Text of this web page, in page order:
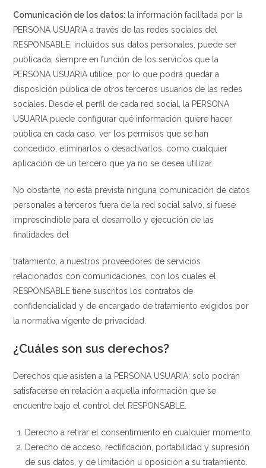
Comunicación de los datos: la información facilitada por la
PERSONA USUARIA a través de las redes sociales del
RESPONSABLE, incluidos sus datos personales, puede ser
publicada, siempre en función de los servicios que la
PERSONA USUARIA utilice, por lo que podrá quedar a
disposición pública de otros terceros usuarios de las redes
sociales. Desde el perfil de cada red social, la PERSONA
USUARIA puede configurar qué información quiere hacer
pública en cada caso, ver los permisos que se han
concedido, eliminarlos o desactivarlos, como cualquier
aplicación de un tercero que ya no se desea utilizar.
No obstante, no está prevista ninguna comunicación de datos
personales a terceros fuera de la red social salvo, si fuese
imprescindible para el desarrollo y ejecución de las
finalidades del
tratamiento, a nuestros proveedores de servicios
relacionados con comunicaciones, con los cuales el
RESPONSABLE tiene suscritos los contratos de
confidencialidad y de encargado de tratamiento exigidos por
la normativa vigente de privacidad.
¿Cuáles son sus derechos?
Derechos que asisten a la PERSONA USUARIA: solo podrán
satisfacerse en relación a aquella información que se
encuentre bajo el control del RESPONSABLE.
Derecho a retirar el consentimiento en cualquier momento.
Derecho de acceso, rectificación, portabilidad y supresión
de sus datos, y de limitación u oposición a su tratamiento.